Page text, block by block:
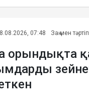
07:48 Заң мен тәртіп
орындықта